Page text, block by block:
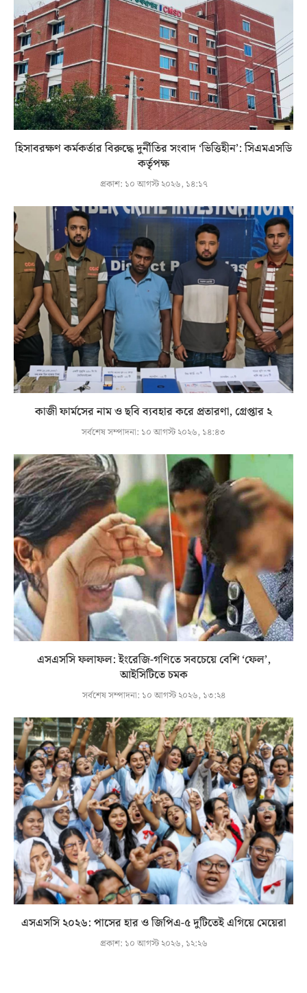
হিসাবরক্ষণ কর্মকর্তার বিরুদ্ধে দুর্নীতির সংবাদ ‘ভিত্তিহীন’: সিএমএসডি
কর্তৃপক্ষ
প্রকাশ: ১০ আগস্ট ২০২৬, ১৪:১৭
কাজী ফার্মসের নাম ও ছবি ব্যবহার করে প্রতারণা, গ্রেপ্তার ২
সর্বশেষ সম্পাদনা: ১০ আগস্ট ২০২৬, ১৪:৪৩
এসএসসি ফলাফল: ইংরেজি-গণিতে সবচেয়ে বেশি ‘ফেল’,
আইসিটিতে চমক
সর্বশেষ সম্পাদনা: ১০ আগস্ট ২০২৬, ১৩:২৪
এসএসসি ২০২৬: পাসের হার ও জিপিএ-৫ দুটিতেই এগিয়ে মেয়েরা
প্রকাশ: ১০ আগস্ট ২০২৬, ১২:২৬